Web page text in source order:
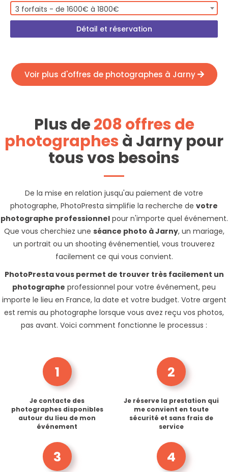
3 forfaits - de 1600€ à 1800€
Détail et réservation
Voir plus d'offres de photographes à Jarny
Plus de208 offres de
photographesà Jarny pour
tous vos besoins
De la mise en relation jusqu'au paiement de votre
photographe, PhotoPresta simplifie la recherche de votre
photographe professionnelpour n'importe quel événement.
Que vous cherchiez une séance photo à Jarny, un mariage,
un portrait ou un shooting événementiel, vous trouverez
facilement ce qui vous convient.
PhotoPresta vous permet de trouver très facilement un
photographe professionnel pour votre événement, peu
importe le lieu en France, la date et votre budget. Votre argent
est remis au photographe lorsque vous avez reçu vos photos,
pas avant. Voici comment fonctionne le processus :
1
Je contacte des
photographes disponibles
autour du lieu de mon
événement
2
Je réserve la prestation qui
me convient en toute
sécurité et sans frais de
service
3 4